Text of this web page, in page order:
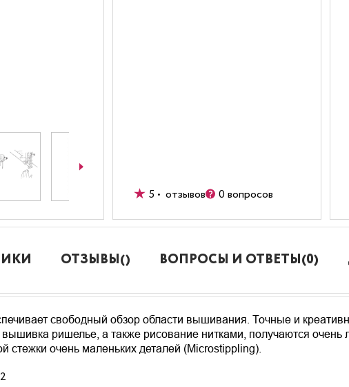
5 • отзывов 0 вопросов
ОТЗЫВЫ() ВОПРОСЫ И ОТВЕТЫ(0)
свободный обзор области вышивания. Точные и
ришелье, а также рисование нитками, получаются очень
стежки очень маленьких деталей (Microstippling).